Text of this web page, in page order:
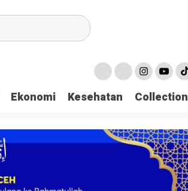
Ekonomi Kesehatan Collection
Kemandirian Dayah
Temukan 137 Surat Suara Rusak